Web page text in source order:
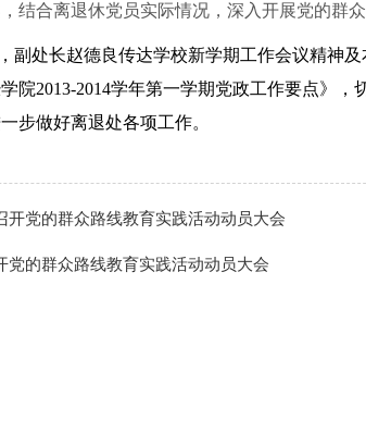
结合离退休党员实际情况，深入开展党的群众
副处长赵德良传达学校新学期工作会议精神
院2013-2014学年第一学期党政工作要点》，
步做好离退处各项工作。
开党的群众路线教育实践活动动员大会
党的群众路线教育实践活动动员大会